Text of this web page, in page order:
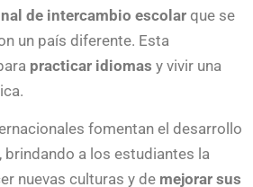
de intercambio escolar que se
un país diferente. Esta
practicar idiomas y vivir una
fomentan el desarrollo
brindando a los estudiantes la
nuevas culturas y de mejorar sus